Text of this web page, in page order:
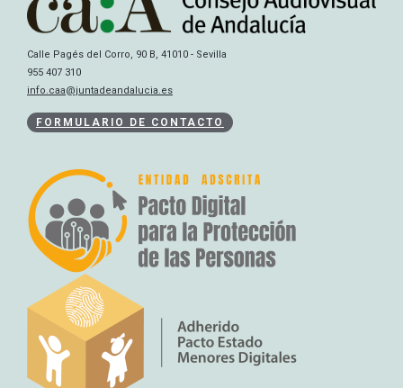
Calle Pagés del Corro, 90 B, 41010 - Sevilla
955 407 310
info.caa@juntadeandalucia.es
FORMULARIO DE CONTACTO